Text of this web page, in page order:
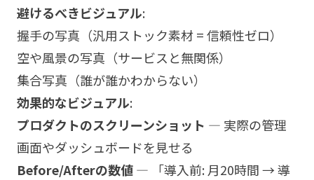
避けるべきビジュアル:
握手の写真（汎用ストック素材 = 信頼性ゼロ）
空や風景の写真（サービスと無関係）
集合写真（誰が誰かわからない）
効果的なビジュアル:
プロダクトのスクリーンショット — 実際の管理
画面やダッシュボードを見せる
Before/Afterの数値— 「導入前: 月20時間 → 導